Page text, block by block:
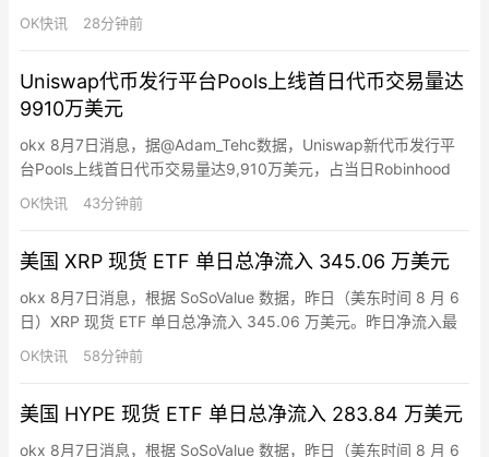
临挑战，同时HYPE ETF资金流入也已停滞。分析师指出
Hyperliquid面临两大挑战：美国受监管加密永续合约交易平台可能
烈而Hyperliquid正拓展预…
OK快讯 28分钟前
Uniswap代币发行平台Pools上线首日代币交易量达
9910万美元
okx 8月7日消息，据@Adam_Tehc数据，Uniswap新代币发行平
台Pools上线首日代币交易量达9,910万美元，占当日Robinhood
Chain代币发行平台总交易量的约54.2%。
OK快讯 43分钟前
美国 XRP 现货 ETF 单日总净流入 345.06 万美元
okx 8月7日消息，根据 SoSoValue 数据，昨日（美东时间 8 月 6
日）XRP 现货 ETF 单日总净流入 345.06 万美元。昨日净流入最
多的 XRP 现货 ETF 为 Bitwise XRP ETF(XRP)，单日净流入
288.90 万美元，目前历史总净流入达 5.10 亿美元。其次为
OK快讯 58分钟前
美国 HYPE 现货 ETF 单日总净流入 283.84 万美元
okx 8月7日消息，根据 SoSoValue 数据，昨日（美东时间 8 月 6